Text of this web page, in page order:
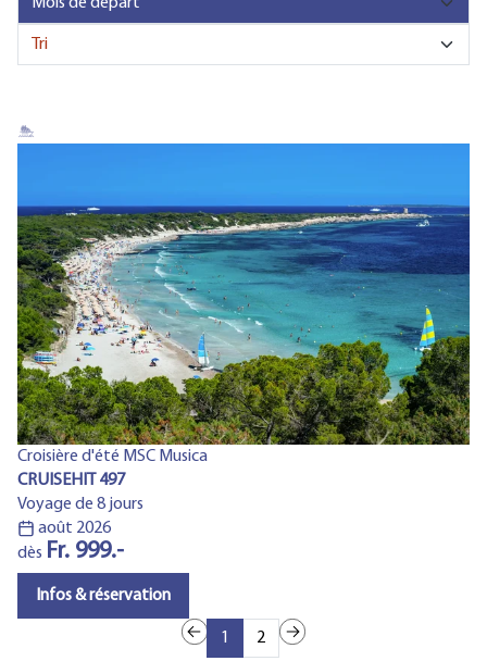
Croisière d'été MSC Musica
CRUISEHIT 497
Voyage de 8 jours
août 2026
dès Fr. 999.-
Infos & réservation
1 2